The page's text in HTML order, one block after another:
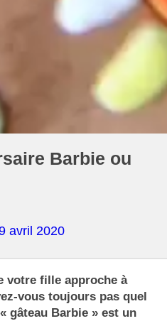
Barbie ou
avril 2020
votre fille approche à
vous toujours pas quel
gâteau Barbie » est un